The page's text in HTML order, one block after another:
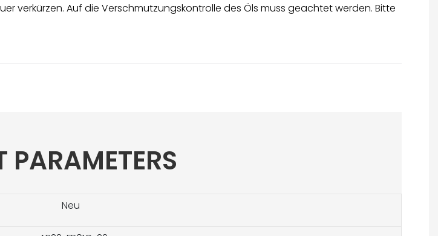
verkürzen. Auf die Verschmutzungskontrolle des Öls muss geachtet werden. Bitte
PARAMETERS
Neu